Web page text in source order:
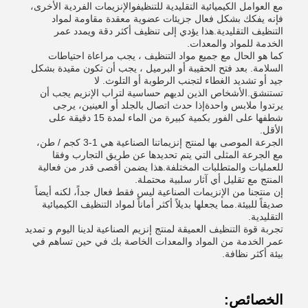
مع العوامل الكيميائية التقليدية للتنظيفوالإنزيمات الفردية الأخرى،
فإنه يفكك بشكل فعال جزيئات عضوية معقدة مقاومة لمواد
التنظيف التقليدية.هذا يؤدي إلى تنظيف أكثر دقة ويمدد عمر
الخدمة للمواد والمعدات.
كما هو الحال مع جميع مواد التنظيف ، يجب مراعاة احتياطات
السلامة. بعد فتح الحقيبة أو البرميل ، يجب أن تكون مقيدة بشكل
جيد أو تشديد الغطاء لتجنب الرطوبة أو التلوث. لا
تستنشق.الأشخاص الذين لديهم حساسية لتراب الإنزيم يجب أن
يرتدوا ملابس واحدةإذا حدث اتصال بالجلد أو العينين، يرجى
شطفها على الفور بكمية كبيرة من الماء لمدة 15 دقيقة على
الأقل.
الجرعة الموصى بها لمنتج إنزيماتنا الصناعية هي 1-3 كجم / طن،
مع الجرعة المثلى التي يتم تحديدها عن طريق التجارب وفقا
للعمليات والمتطلبات المختلفة.هذا يضمن أقصى قدر من فعالية
المنتج مع تقليل أي آثار سلبية محتملة.
إن منتجنا من الإنزيمات الصناعية ليس فقط فعال جداً، لكنه أيضاً
صديقاً للبيئة.مما يجعلها بديلاً أكثر أماناً لمواد التنظيف الكيميائية
التقليدية.
تجربة قوة التنظيف العميقة لمنتج إنزيم الصناعية لدينا اليوم و تمديد
عمر الخدمة من المواد والمعدات الخاصة بك في حين تساهم في
بيئة أكثر نظافة.
الخصائص: